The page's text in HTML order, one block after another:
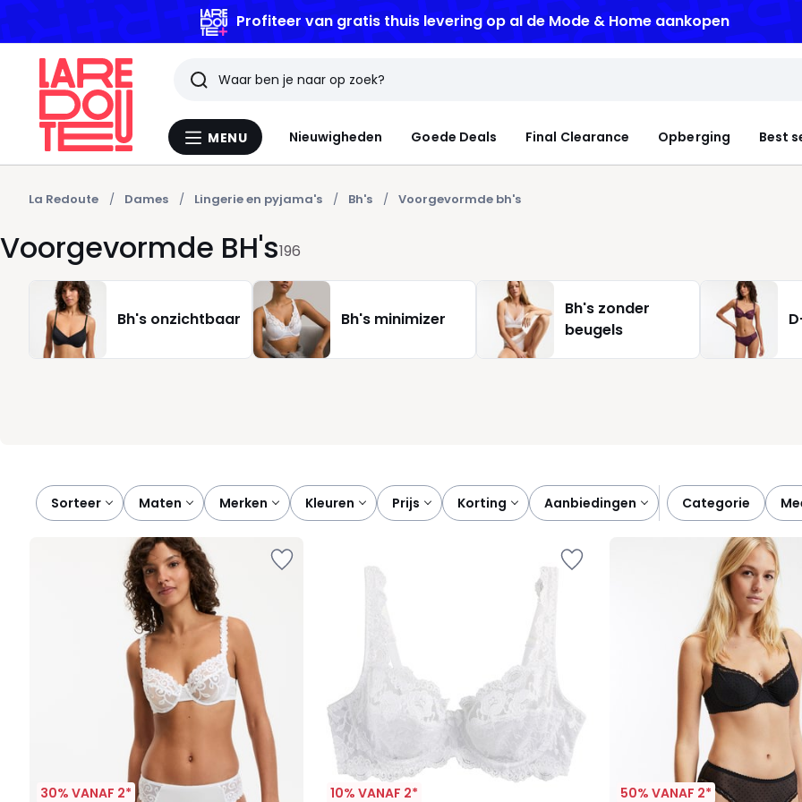
Menu
MENU Nieuwigheden Goede Deals Final Clearance Opberging Best
Zoeken
Laatst
bekeken
artikelen
La Redoute Dames Lingerie en pyjama's Bh's Voorgevormde bh's
Voorgevormde BH's196
Bh's onzichtbaar Bh's minimizer
Bh's zonder
beugels
Sorteer
maten merken kleuren prijs korting aanbiedingen categorie
30% VANAF 2* 10% VANAF 2* 50% VANAF 2*